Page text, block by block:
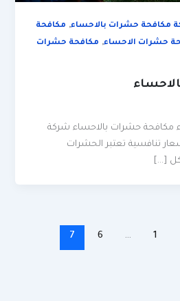
مكافحة حشرات بالاحساء, مكافحة
حشرات الاحساء, مكافحة حشرات
مكافحة حشرات بالاحساء شركة
تنافسية تعتبر الحشرات
[…]
1
…
6
7